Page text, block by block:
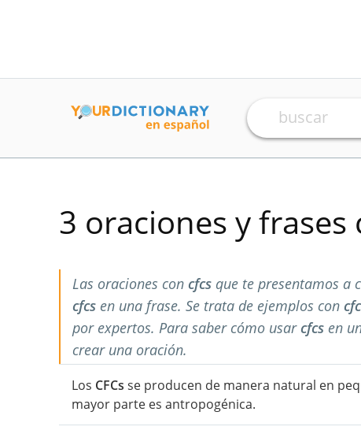
3 oraciones y frases
Las oraciones con cfcs que te presentamos a
cfcs en una frase. Se trata de ejemplos con
por expertos. Para saber cómo usar cfcs en
crear una oración.
Los CFCs se producen de manera natural en
mayor parte es antropogénica.